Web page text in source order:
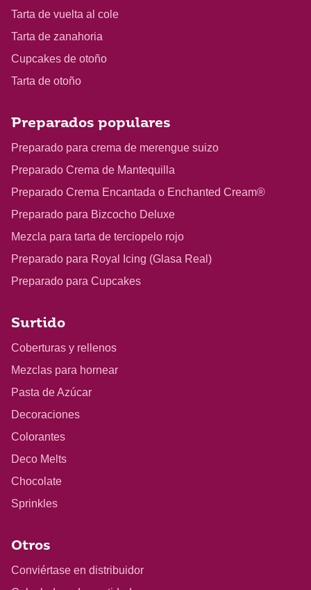
Tarta de vuelta al cole
Tarta de zanahoria
Cupcakes de otoño
Tarta de otoño
Preparados populares
Preparado para crema de merengue suizo
Preparado Crema de Mantequilla
Preparado Crema Encantada o Enchanted Cream®
Preparado para Bizcocho Deluxe
Mezcla para tarta de terciopelo rojo
Preparado para Royal Icing (Glasa Real)
Preparado para Cupcakes
Surtido
Coberturas y rellenos
Mezclas para hornear
Pasta de Azúcar
Decoraciones
Colorantes
Deco Melts
Chocolate
Sprinkles
Otros
Conviértase en distribuidor